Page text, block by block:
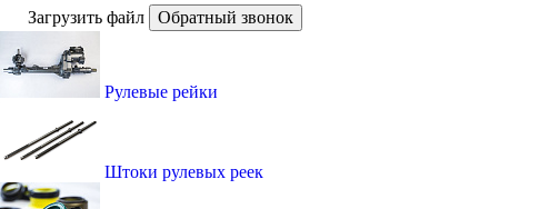
Загрузить файл
Обратный звонок
Рулевые рейки
Штоки рулевых реек